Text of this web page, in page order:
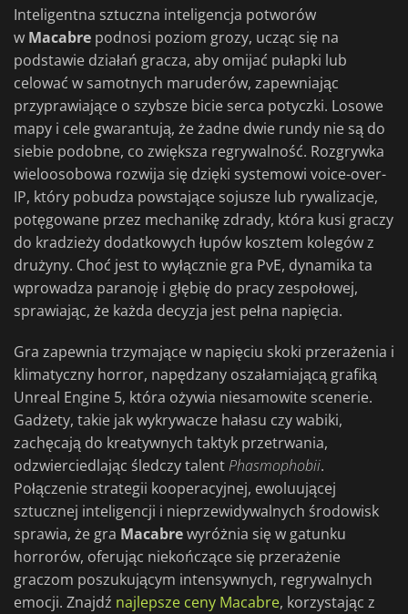
Inteligentna sztuczna inteligencja potworów
w Macabre podnosi poziom grozy, ucząc się na
podstawie działań gracza, aby omijać pułapki lub
celować w samotnych maruderów, zapewniając
przyprawiające o szybsze bicie serca potyczki. Losowe
mapy i cele gwarantują, że żadne dwie rundy nie są do
siebie podobne, co zwiększa regrywalność. Rozgrywka
wieloosobowa rozwija się dzięki systemowi voice-over-
IP, który pobudza powstające sojusze lub rywalizacje,
potęgowane przez mechanikę zdrady, która kusi graczy
do kradzieży dodatkowych łupów kosztem kolegów z
drużyny. Choć jest to wyłącznie gra PvE, dynamika ta
wprowadza paranoję i głębię do pracy zespołowej,
sprawiając, że każda decyzja jest pełna napięcia.
Gra zapewnia trzymające w napięciu skoki przerażenia i
klimatyczny horror, napędzany oszałamiającą grafiką
Unreal Engine 5, która ożywia niesamowite scenerie.
Gadżety, takie jak wykrywacze hałasu czy wabiki,
zachęcają do kreatywnych taktyk przetrwania,
odzwierciedlając śledczy talentPhasmophobii.
Połączenie strategii kooperacyjnej, ewoluującej
sztucznej inteligencji i nieprzewidywalnych środowisk
sprawia, że gra Macabrewyróżnia się w gatunku
horrorów, oferując niekończące się przerażenie
graczom poszukującym intensywnych, regrywalnych
emocji. Znajdź najlepsze ceny Macabre, korzystając z